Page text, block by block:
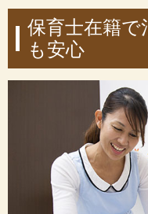
保育士在籍で
も安心